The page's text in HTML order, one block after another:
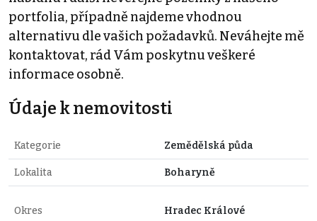
portfolia, případně najdeme vhodnou
alternativu dle vašich požadavků. Neváhejte mě
kontaktovat, rád Vám poskytnu veškeré
informace osobně.
Údaje k nemovitosti
Kategorie Zemědělská půda
Lokalita Boharyně
Okres Hradec Králové